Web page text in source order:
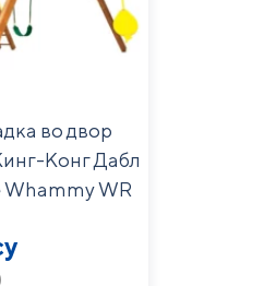
во двор
Конг Дабл
WR